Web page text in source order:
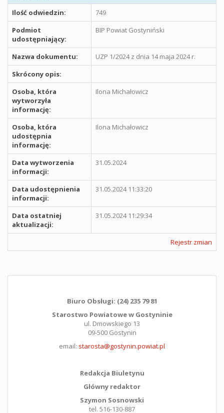
Ilość odwiedzin:
749
Podmiot
udostępniający:
BIP Powiat Gostyniński
Nazwa dokumentu:
UZP 1/2024 z dnia 14 maja 2024 r.
Skrócony opis:
Osoba, która
wytworzyła
informację:
Ilona Michałowicz
Osoba, która
udostępnia
informację:
Ilona Michałowicz
Data wytworzenia
informacji:
31.05.2024
Data udostępnienia
informacji:
31.05.2024 11:33:20
Data ostatniej
aktualizacji:
31.05.2024 11:29:34
Rejestr zmian
Biuro Obsługi: (24) 235 79 81
Starostwo Powiatowe w Gostyninie
ul. Dmowskiego 13
09-500 Gostynin
email: starosta@gostynin.powiat.pl
Redakcja Biuletynu
Główny redaktor
Szymon Sosnowski
tel. 516-130-887